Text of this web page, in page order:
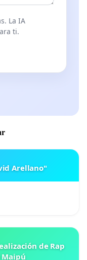
La IA
ti.
Arellano"
de Rap
Maipú